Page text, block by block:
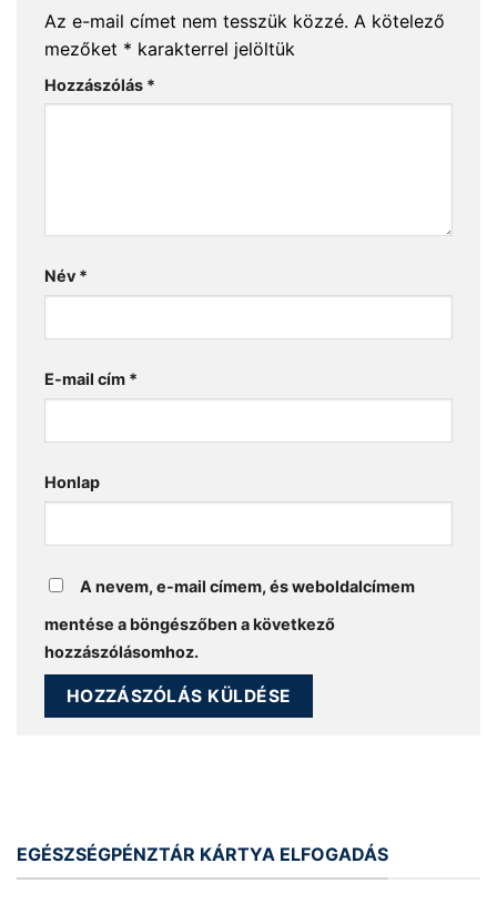
Az e-mail címet nem tesszük közzé. A kötelező
mezőket * karakterrel jelöltük
Hozzászólás *
Név *
E-mail cím *
Honlap
A nevem, e-mail címem, és weboldalcímem
mentése a böngészőben a következő
hozzászólásomhoz.
EGÉSZSÉGPÉNZTÁR KÁRTYA ELFOGADÁS